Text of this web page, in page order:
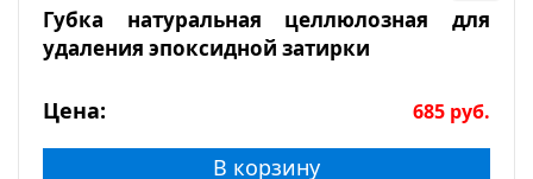
Губка натуральная целлюлозная для
удаления эпоксидной затирки
Цена: 685 руб.
В корзину